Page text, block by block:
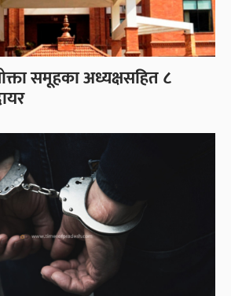
समूहका अध्यक्षसहित ८